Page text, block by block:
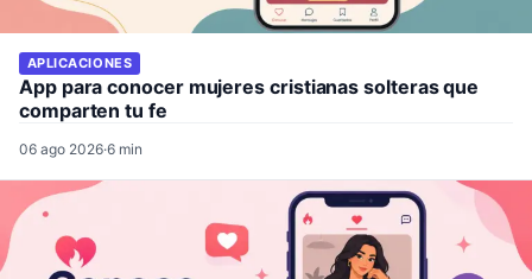
APLICACIONES
App para conocer mujeres cristianas solteras que
comparten tu fe
06 ago 2026·6 min